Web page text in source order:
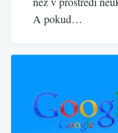
A pokud…